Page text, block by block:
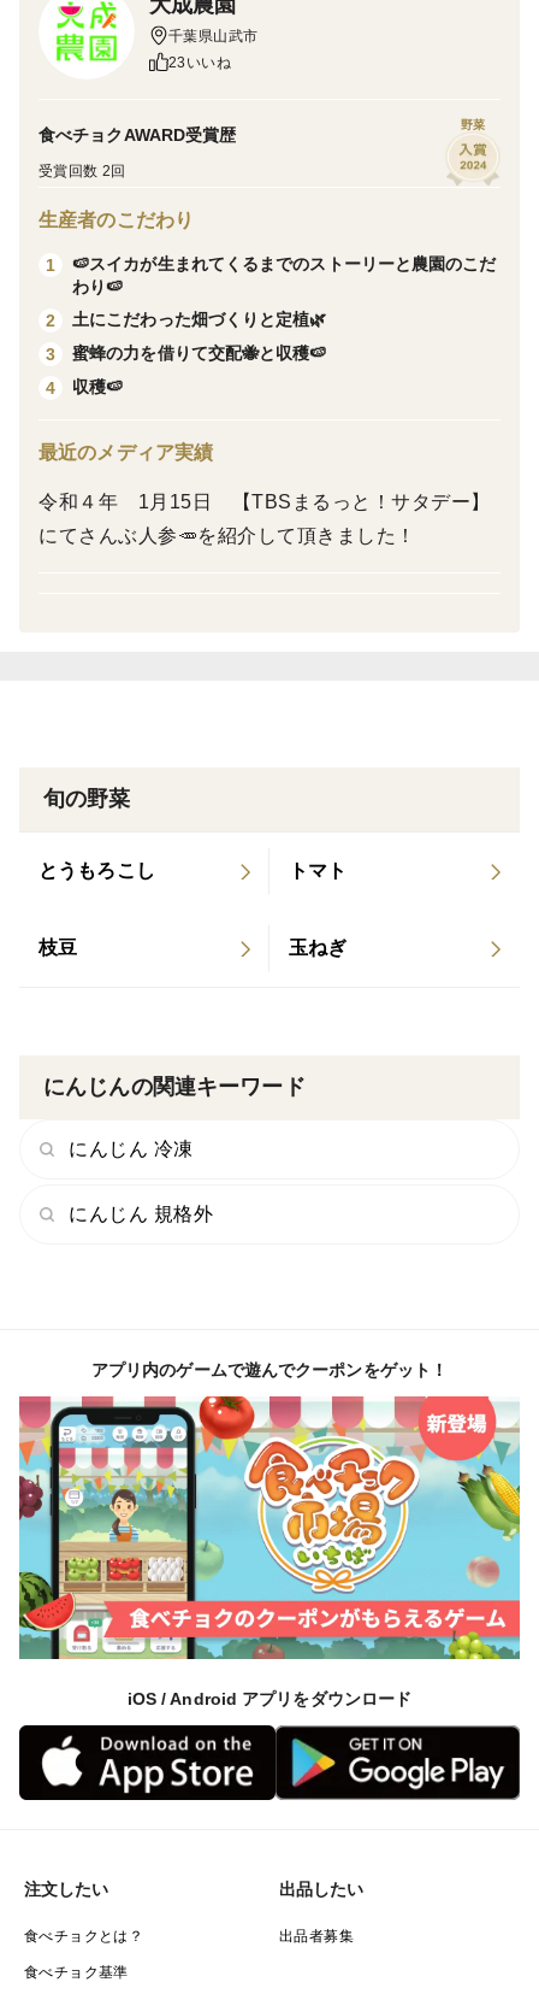
す！
Βカロテン＆ビタミンが豊富に含まれているにんじんで
＜産地の特徴＞
千葉県産 適地適作 寒くなればなるほど色や甘味が増
＜内容＞
皮ごと食べれる❗️あま〜い人参🥕
箱込み 約4.5〜5kg （23〜30本）一般的なサイズより大
梱包は乾燥を防ぐため内袋（ビニール）を使用しており
＜保存方法＞
そして野菜室ににんじんを立てて保存してください！
人参品種（シーズンにより誤差があります）
る場合が御座います
落とし、土も洗い流した状態でお届けします。
千葉県山武市
23いいね
食べチョクAWARD受賞歴
受賞回数 2回
野菜
生産者のこだわり
1
🍉スイカが生まれてくるまでのストーリーと農園のこだ
わり🍉
2
土にこだわった畑づくりと定植🌿
3
蜜蜂の力を借りて交配🐝と収穫🍉
4
収穫🍉
最近のメディア実績
令和４年 1月15日 【TBSまるっと！サタデー】
にてさんぶ人参🥕を紹介して頂きました！
旬の野菜
とうもろこし トマト
枝豆 玉ねぎ
にんじんの関連キーワード
にんじん 冷凍
にんじん 規格外
アプリ内のゲームで遊んでクーポンをゲット！
iOS / Android アプリをダウンロード
注文したい
食べチョクとは？
食べチョク基準
出品したい
出品者募集